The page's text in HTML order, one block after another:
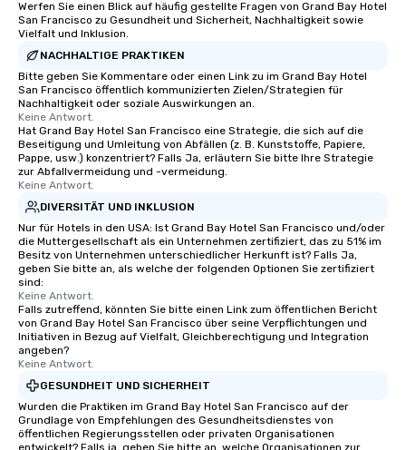
Werfen Sie einen Blick auf häufig gestellte Fragen von Grand Bay Hotel
San Francisco zu Gesundheit und Sicherheit, Nachhaltigkeit sowie
Vielfalt und Inklusion.
NACHHALTIGE PRAKTIKEN
Bitte geben Sie Kommentare oder einen Link zu im Grand Bay Hotel
San Francisco öffentlich kommunizierten Zielen/Strategien für
Nachhaltigkeit oder soziale Auswirkungen an.
Keine Antwort.
Hat Grand Bay Hotel San Francisco eine Strategie, die sich auf die
Beseitigung und Umleitung von Abfällen (z. B. Kunststoffe, Papiere,
Pappe, usw.) konzentriert? Falls Ja, erläutern Sie bitte Ihre Strategie
zur Abfallvermeidung und -vermeidung.
Keine Antwort.
DIVERSITÄT UND INKLUSION
Nur für Hotels in den USA: Ist Grand Bay Hotel San Francisco und/oder
die Muttergesellschaft als ein Unternehmen zertifiziert, das zu 51% im
Besitz von Unternehmen unterschiedlicher Herkunft ist? Falls Ja,
geben Sie bitte an, als welche der folgenden Optionen Sie zertifiziert
sind:
Keine Antwort.
Falls zutreffend, könnten Sie bitte einen Link zum öffentlichen Bericht
von Grand Bay Hotel San Francisco über seine Verpflichtungen und
Initiativen in Bezug auf Vielfalt, Gleichberechtigung und Integration
angeben?
Keine Antwort.
GESUNDHEIT UND SICHERHEIT
Wurden die Praktiken im Grand Bay Hotel San Francisco auf der
Grundlage von Empfehlungen des Gesundheitsdienstes von
öffentlichen Regierungsstellen oder privaten Organisationen